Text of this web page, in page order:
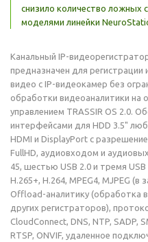
снизило количество ложных
моделями линейки
Канальный IP-
предназначен для регистрации
видео с IP-видеокамер без
обработки видеоаналитики на
управлением TRASSIR OS 2.0.
интерфейсами для HDD 3.5"
HDMI и DisplayPort с
FullHD, аудиовходом и
45, шестью USB 2.0 и тремя
H.265+, H.264, MPEG4, MJPEG
Offload-аналитику (обработка
других регистраторов),
CloudConnect, DNS, NTP, SADP,
RTSP, ONVIF, удаленное